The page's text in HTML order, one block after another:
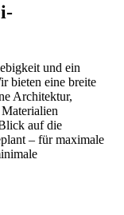
und ein
bieten eine breite
Architektur,
auf die
– für maximale